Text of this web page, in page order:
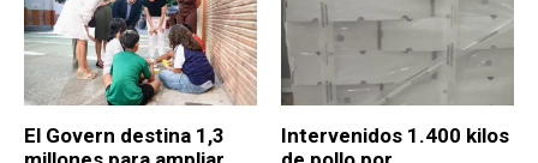
El Govern destina 1,3
Intervenidos 1.400 kilos